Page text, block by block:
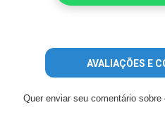
AVALIAÇÕES E
Quer enviar seu comentário